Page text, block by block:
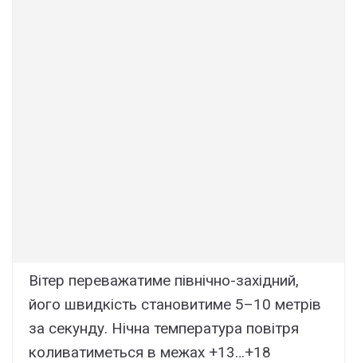
Вітер переважатиме північно-західний,
його швидкість становитиме 5–10 метрів
за секунду. Нічна температура повітря
коливатиметься в межах +13…+18